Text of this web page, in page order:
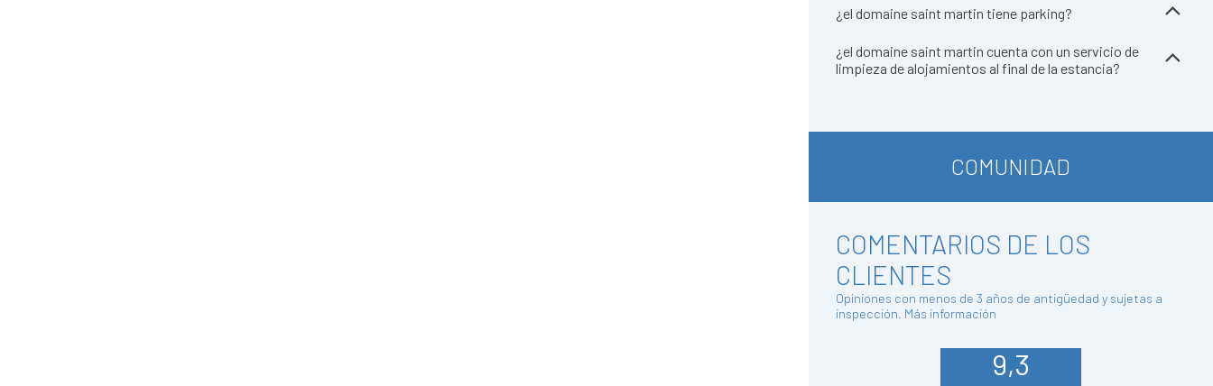
¿el domaine saint martin tiene parking?
¿el domaine saint martin cuenta con un servicio de
limpieza de alojamientos al final de la estancia?
COMUNIDAD
COMENTARIOS DE LOS
CLIENTES
Opiniones con menos de 3 años de antigüedad y sujetas a
inspección. Más información
9,3